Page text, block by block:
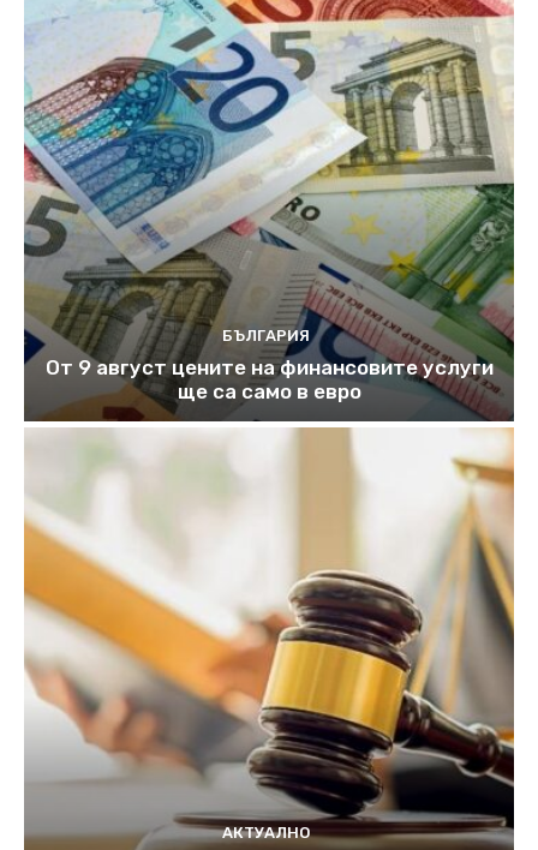
БЪЛГАРИЯ
От 9 август цените на финансовите услуги
ще са само в евро
АКТУАЛНО